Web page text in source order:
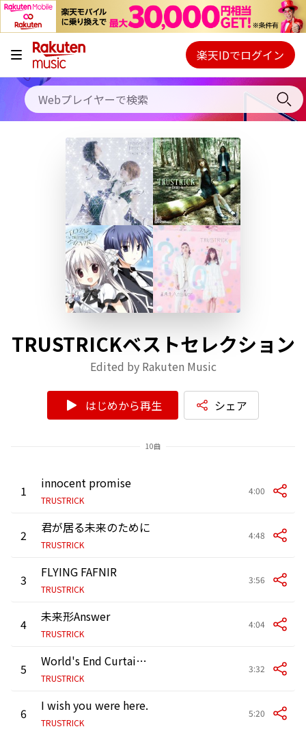
キャンペーン
料金プラン
使い方
初回30日間無料お試し
Webプレイヤー
ご契約内容の確認・変更
楽天IDでログイン
TRUSTRICKベストセレクション
Edited by Rakuten Music
はじめから再生 シェア
10曲
1 innocent promise
TRUSTRICK
4:00
2 君が居る未来のために
TRUSTRICK
4:48
3 FLYING FAFNIR
TRUSTRICK
3:56
4 未来形Answer
TRUSTRICK
4:04
5 World's End Curtain Call -theme of DANGANRONPA THE STAGE-
TRUSTRICK
3:32
6 I wish you were here.
TRUSTRICK
5:20